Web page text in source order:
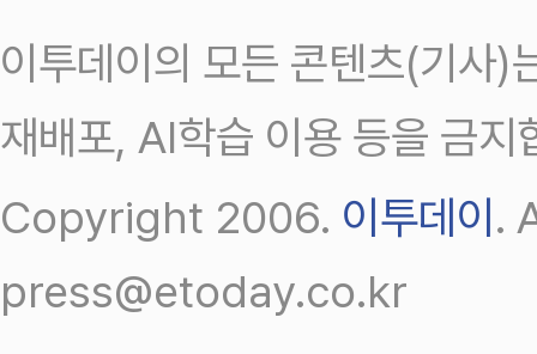
이투데이의 모든 콘텐츠(기사)
재배포, AI학습 이용 등을 금지
Copyright 2006. 이투데이 .
press@etoday.co.kr